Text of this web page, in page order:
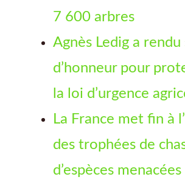
7 600 arbres
Agnès Ledig a rendu
d’honneur pour
la loi d’urgence
La France met fin à
des trophées de
d’espèces menacées